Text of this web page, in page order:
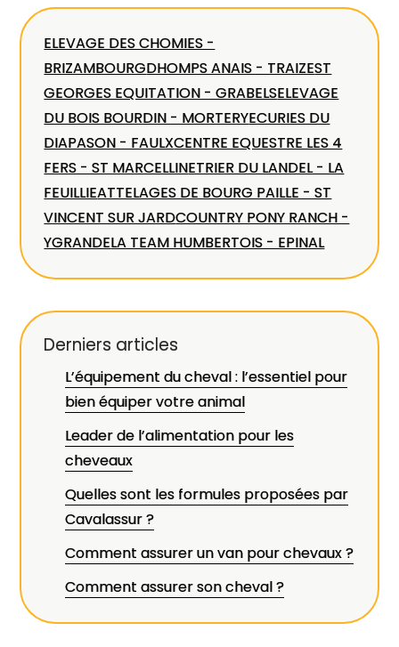
ELEVAGE DES CHOMIES -
BRIZAMBOURGDHOMPS ANAIS - TRAIZEST
GEORGES EQUITATION - GRABELSELEVAGE
DU BOIS BOURDIN - MORTERYECURIES DU
DIAPASON - FAULXCENTRE EQUESTRE LES 4
FERS - ST MARCELLINETRIER DU LANDEL - LA
FEUILLIEATTELAGES DE BOURG PAILLE - ST
VINCENT SUR JARDCOUNTRY PONY RANCH -
YGRANDELA TEAM HUMBERTOIS - EPINAL
Derniers articles
L’équipement du cheval : l’essentiel pour
bien équiper votre animal
Leader de l’alimentation pour les
cheveaux
Quelles sont les formules proposées par
Cavalassur ?
Comment assurer un van pour chevaux ?
Comment assurer son cheval ?